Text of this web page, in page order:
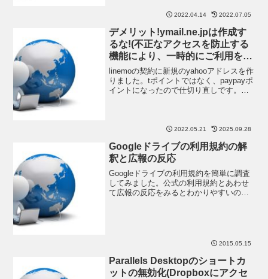
2022.04.14 2022.07.05
デメリット!ymail.ne.jpは作成す
るな!(不正なアクセスを防止する
機能により、一時的にご利用を制
限しています。)
linemoの契約に新規のyahooアドレスを作
りました。tポイントではなく、paypayポ
イントになったので仕切り直しです。た
2022.05.21 2025.09.28
Googleドライブの利用規約の解
釈と広報の反応
Googleドライブの利用規約を簡単に調査
してみました。公式の利用規約とあわせ
て広報の反応をみるとわかりやすいので
2015.05.15
Parallels Desktopのショートカ
ットの無効化(Dropboxにアクセ